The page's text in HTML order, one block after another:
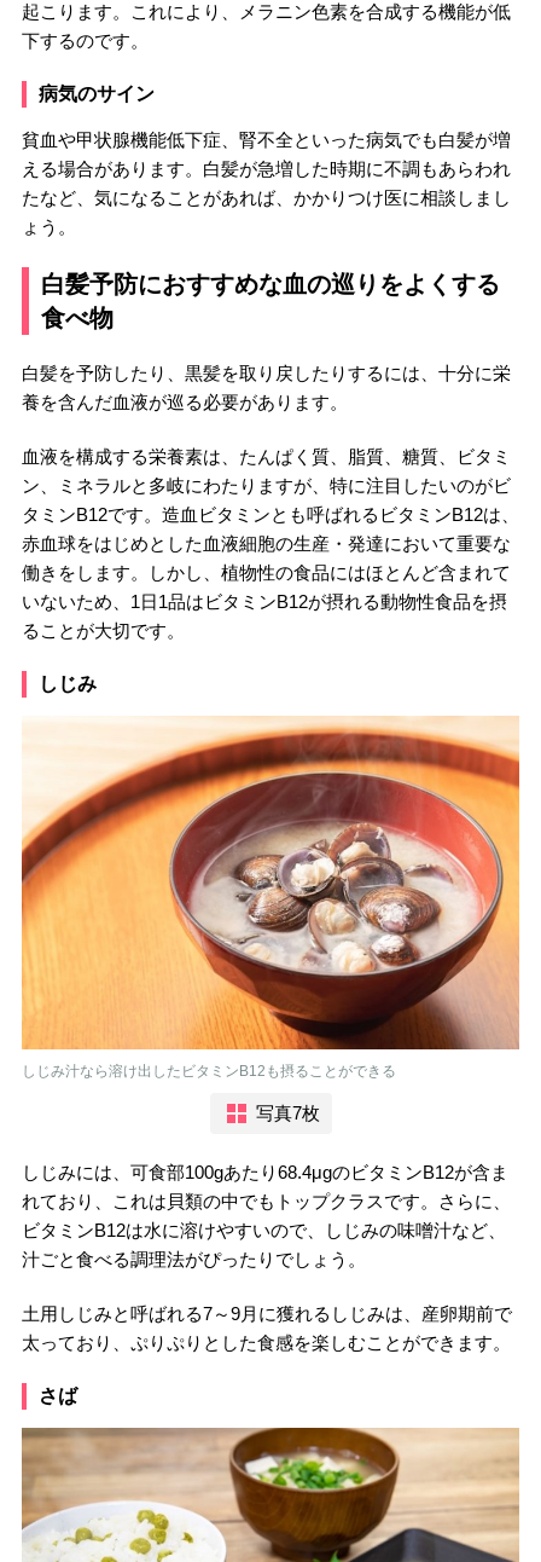
起こります。これにより、メラニン色素を合成する機能が低
下するのです。
病気のサイン
貧血や甲状腺機能低下症、腎不全といった病気でも白髪が増
える場合があります。白髪が急増した時期に不調もあらわれ
たなど、気になることがあれば、かかりつけ医に相談しまし
ょう。
白髪予防におすすめな血の巡りをよくする
食べ物
白髪を予防したり、黒髪を取り戻したりするには、十分に栄
養を含んだ血液が巡る必要があります。
血液を構成する栄養素は、たんぱく質、脂質、糖質、ビタミ
ン、ミネラルと多岐にわたりますが、特に注目したいのがビ
タミンB12です。造血ビタミンとも呼ばれるビタミンB12は、
赤血球をはじめとした血液細胞の生産・発達において重要な
働きをします。しかし、植物性の食品にはほとんど含まれて
いないため、1日1品はビタミンB12が摂れる動物性食品を摂
ることが大切です。
しじみ
しじみ汁なら溶け出したビタミンB12も摂ることができる
写真7枚
しじみには、可食部100gあたり68.4μgのビタミンB12が含ま
れており、これは貝類の中でもトップクラスです。さらに、
ビタミンB12は水に溶けやすいので、しじみの味噌汁など、
汁ごと食べる調理法がぴったりでしょう。
土用しじみと呼ばれる7～9月に獲れるしじみは、産卵期前で
太っており、ぷりぷりとした食感を楽しむことができます。
さば